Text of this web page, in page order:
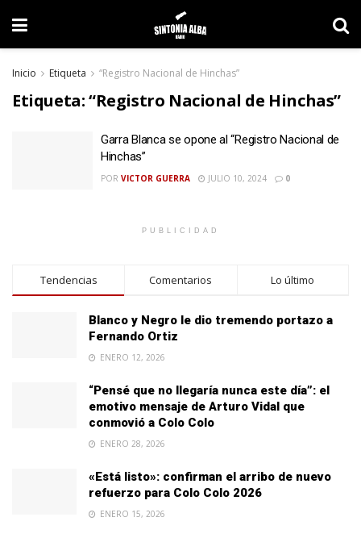
Inicio Etiqueta “Registro Nacional de Hinchas”
Etiqueta:“Registro Nacional de Hinchas”
Garra Blanca se opone al “Registro Nacional de
Hinchas”
POR VICTOR GUERRA JULIO 10, 2024 0
PUBLICIDAD
Tendencias Comentarios Lo último
Blanco y Negro le dio tremendo portazo a
Fernando Ortiz
ENERO 12, 2026
“Pensé que no llegaría nunca este día”: el
emotivo mensaje de Arturo Vidal que
conmovió a Colo Colo
ENERO 28, 2026
«Está listo»: confirman el arribo de nuevo
refuerzo para Colo Colo 2026
ENERO 15, 2026